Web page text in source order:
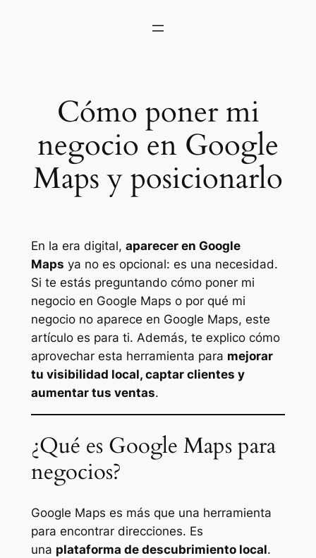
Cómo poner mi
negocio en Google
Maps y posicionarlo
En la era digital, aparecer en Google
Maps ya no es opcional: es una necesidad.
Si te estás preguntando cómo poner mi
negocio en Google Maps o por qué mi
negocio no aparece en Google Maps, este
artículo es para ti. Además, te explico cómo
aprovechar esta herramienta para mejorar
tu visibilidad local, captar clientes y
aumentar tus ventas.
¿Qué es Google Maps para
negocios?
Google Maps es más que una herramienta
para encontrar direcciones. Es
una plataforma de descubrimiento local.